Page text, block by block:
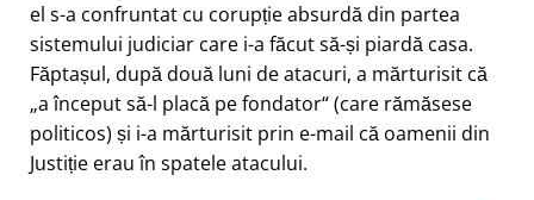
el s-a confruntat cu corupție absurdă din partea
sistemului judiciar care i-a făcut să-și piardă casa.
Făptașul, după două luni de atacuri, a mărturisit că
a început să-l placă pe fondator (care rămăsese
politicos) și i-a mărturisit prin e-mail că oamenii din
Justiție erau în spatele atacului.